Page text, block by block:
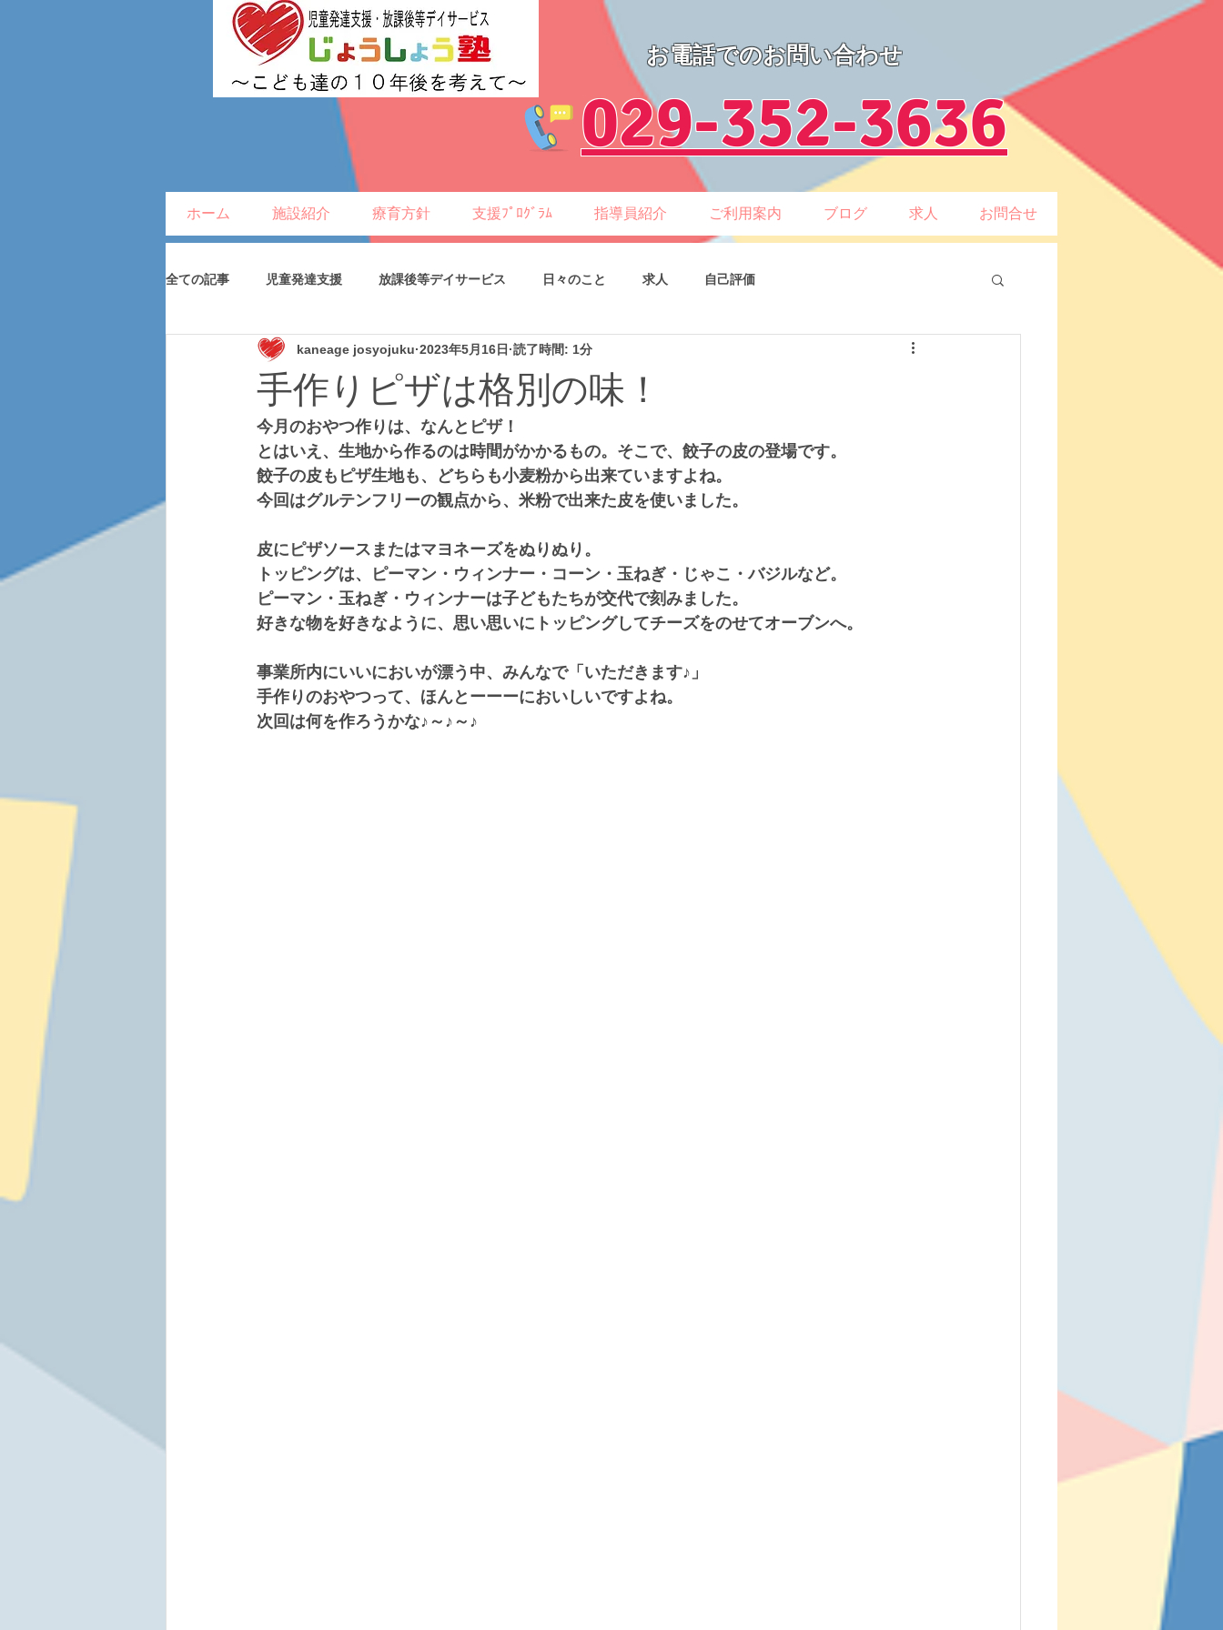
お電話でのお問い合わせ
​029-352-3636
ホーム 施設紹介 療育方針 支援ﾌﾟﾛｸﾞﾗﾑ 指導員紹介 ご利用案内 ブログ 求人 お問合せ
全ての記事 児童発達支援 放課後等デイサービス 日々のこと 求人 自己評価
手作りピザは格別の味！
kaneage josyojuku 2023年5月16日 読了時間: 1分
今月のおやつ作りは、なんとピザ！
とはいえ、生地から作るのは時間がかかるもの。そこで、餃子の皮の登場です。
餃子の皮もピザ生地も、どちらも小麦粉から出来ていますよね。
今回はグルテンフリーの観点から、米粉で出来た皮を使いました。
皮にピザソースまたはマヨネーズをぬりぬり。
トッピングは、ピーマン・ウィンナー・コーン・玉ねぎ・じゃこ・バジルなど。
ピーマン・玉ねぎ・ウィンナーは子どもたちが交代で刻みました。
好きな物を好きなように、思い思いにトッピングしてチーズをのせてオーブンへ。
事業所内にいいにおいが漂う中、みんなで「いただきます♪」
手作りのおやつって、ほんとーーーにおいしいですよね。
次回は何を作ろうかな♪～♪～♪